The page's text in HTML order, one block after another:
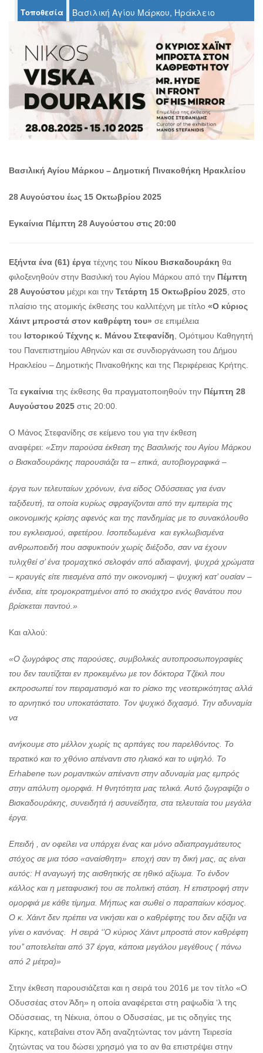
ΔΗΜΟΣ
ΠΟΛΙΤΙΣΜΟΣ
ΑΝΘΕΚΤΙΚΗ
ΠΟΛΗ
Τοποθεσία Βασιλική Αγίου Μάρκου, Ηράκλειο
Βασιλική Αγίου Μάρκου – Δημοτική Πινακοθήκη Ηρακλείου
28 Αυγούστου έως 15 Οκτωβρίου 2025
Εγκαίνια Πέμπτη 28 Αυγούστου στις 20:00
Εξήντα ένα (61) έργα τέχνης του Νίκου Βισκαδουράκη θα
φιλοξενηθούν στην Βασιλική του Αγίου Μάρκου από την Πέμπτη
28 Αυγούστου μέχρι και την Τετάρτη 15 Οκτωβρίου 2025 , στο
πλαίσιο της ατομικής έκθεσης του καλλιτέχνη με τίτλο «Ο κύριος
Χάιντ μπροστά στον καθρέφτη του» σε επιμέλεια
του Ιστορικού Τέχνης κ. Μάνου Στεφανίδη , Ομότιμου Καθηγητή
του Πανεπιστημίου Αθηνών και σε συνδιοργάνωση του Δήμου
Ηρακλείου – Δημοτικής Πινακοθήκης και της Περιφέρειας Κρήτης.
Τα εγκαίνια της έκθεσης θα πραγματοποιηθούν την Πέμπτη 28
Αυγούστου 2025 στις 20:00.
Ο Μάνος Στεφανίδης σε κείμενο του για την έκθεση
αναφέρει: «Στην παρούσα έκθεση της Βασιλικής του Αγίου Μάρκου
ο Βισκαδουράκης παρουσιάζει τα – επικά, αυτοβιογραφικά –
έργα των τελευταίων χρόνων, ένα είδος Οδύσσειας για έναν
ταξιδευτή, τα οποία κυρίως σφραγίζονται από την εμπειρία της
οικονομικής κρίσης αφενός και της πανδημίας με το συνακόλουθο
του εγκλεισμού, αφετέρου. Ισοπεδωμένα και εγκλωβισμένα
ανθρωποειδή που ασφυκτιούν χωρίς διέξοδο, σαν να έχουν
τυλιχθεί σ’ ένα τρομαχτικό σελοφάν από αδιαφανή, ψυχρά χρώματα
– κραυγές είτε πιεσμένα από την οικονομική – ψυχική κατ’ ουσίαν –
ένδεια, είτε τρομοκρατημένοι από το σκιάχτρο ενός θανάτου που
βρίσκεται παντού.»
Και αλλού:
«Ο ζωγράφος στις παρούσες, συμβολικές αυτοπροσωπογραφίες
του δεν ταυτίζεται εν προκειμένω με τον δόκτορα Τζέκιλ που
εκπροσωπεί τον πειραματισμό και το ρίσκο της νεοτερικότητας αλλά
το αρνητικό του υποκατάστατο. Τον ψυχικό διχασμό. Την αδυναμία
να
ανήκουμε στο μέλλον χωρίς τις αρπάγες του παρελθόντος. Το
τερατικό και το χθόνιο απέναντι στο ηλιακό και το υψηλό. Το
Erhabene των ρομαντικών απέναντι στην αδυναμία μας εμπρός
στην απόλυτη ομορφιά. Η θνητότητα μας τελικά. Αυτό ζωγραφίζει ο
Βισκαδουράκης, συνειδητά ή ασυνείδητα, στα τελευταία του μεγάλα
έργα.
Επειδή , αν οφείλει να υπάρχει ένας και μόνο αδιαπραγμάτευτος
στόχος σε μια τόσο «αναίσθητη» εποχή σαν τη δική μας, ας είναι
αυτός: Η αναγωγή της αισθητικής σε ηθικό αξίωμα. Το ένδον
κάλλος και η μεταφυσική του σε πολιτική στάση. Η επιστροφή στην
ομορφιά με κάθε τίμημα. Μήπως και σωθεί ο παραπαίων κόσμος.
Ο κ. Χάιντ δεν πρέπει να νικήσει και ο καθρέφτης του δεν αξίζει να
γίνει ο κανόνας. Η σειρά ‘’Ο κύριος Χάιντ μπροστά στον καθρέφτη
του’’ αποτελείται από 37 έργα, κάποια μεγάλου μεγέθους ( πάνω
από 2 μέτρα)»
Στην έκθεση παρουσιάζεται και η σειρά του 2016 με τον τίτλο «Ο
Οδυσσέας στον Άδη» η οποία αναφέρεται στη ραψωδία ‘λ της
Οδύσσειας, τη Νέκυια, όπου ο Οδυσσέας, με τις οδηγίες της
Κίρκης, κατεβαίνει στον Άδη αναζητώντας τον μάντη Τειρεσία
ζητώντας να του δώσει χρησμό για το αν θα επιστρέψει στην